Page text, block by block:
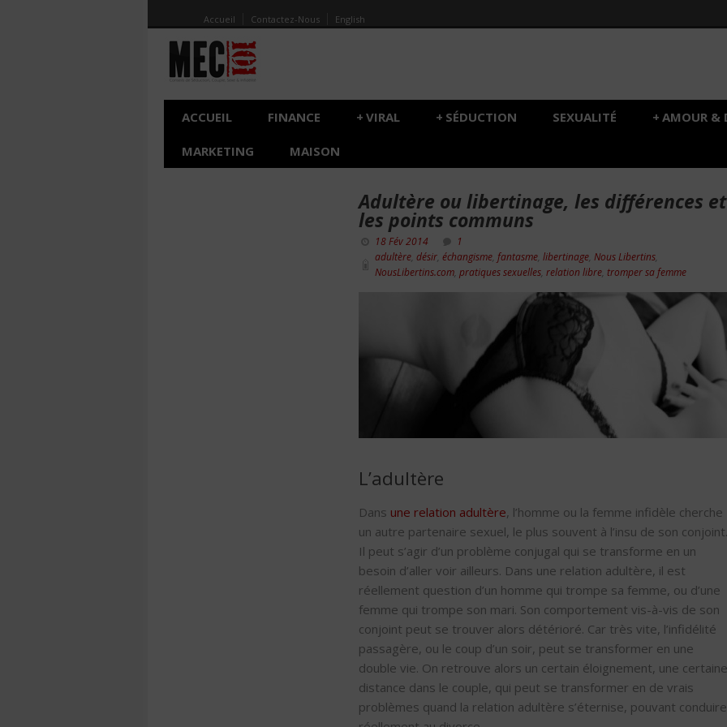
Accueil Contactez-Nous English
ACCUEIL FINANCE VIRAL
+ SÉDUCTION
+ SEXUALITÉ AMOUR &
+
MARKETING MAISON
Adultère ou libertinage, les différences et
les points communs
18 Fév 2014
1
adultère désir échangisme fantasme libertinage Nous Libertins
NousLibertins.com pratiques sexuelles relation libre tromper sa femme
L’adultère
Dans une relation adultère, l’homme ou la femme infidèle cherche
un autre partenaire sexuel, le plus souvent à l’insu de son conjoint.
Il peut s’agir d’un problème conjugal qui se transforme en un
besoin d’aller voir ailleurs. Dans une relation adultère, il est
réellement question d’un homme qui trompe sa femme, ou d’une
femme qui trompe son mari. Son comportement vis-à-vis de son
conjoint peut se trouver alors détérioré. Car très vite, l’infidélité
passagère, ou le coup d’un soir, peut se transformer en une
double vie. On retrouve alors un certain éloignement, une certaine
distance dans le couple, qui peut se transformer en de vrais
problèmes quand la relation adultère s’éternise, pouvant conduire